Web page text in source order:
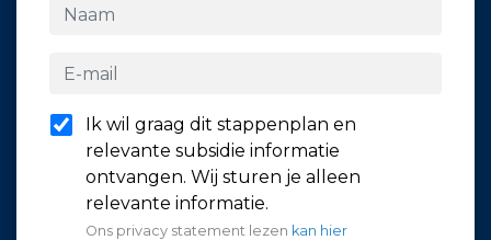
Ik wil graag dit stappenplan en
relevante subsidie informatie
ontvangen. Wij sturen je alleen
relevante informatie.
Ons privacy statement lezen kan hier